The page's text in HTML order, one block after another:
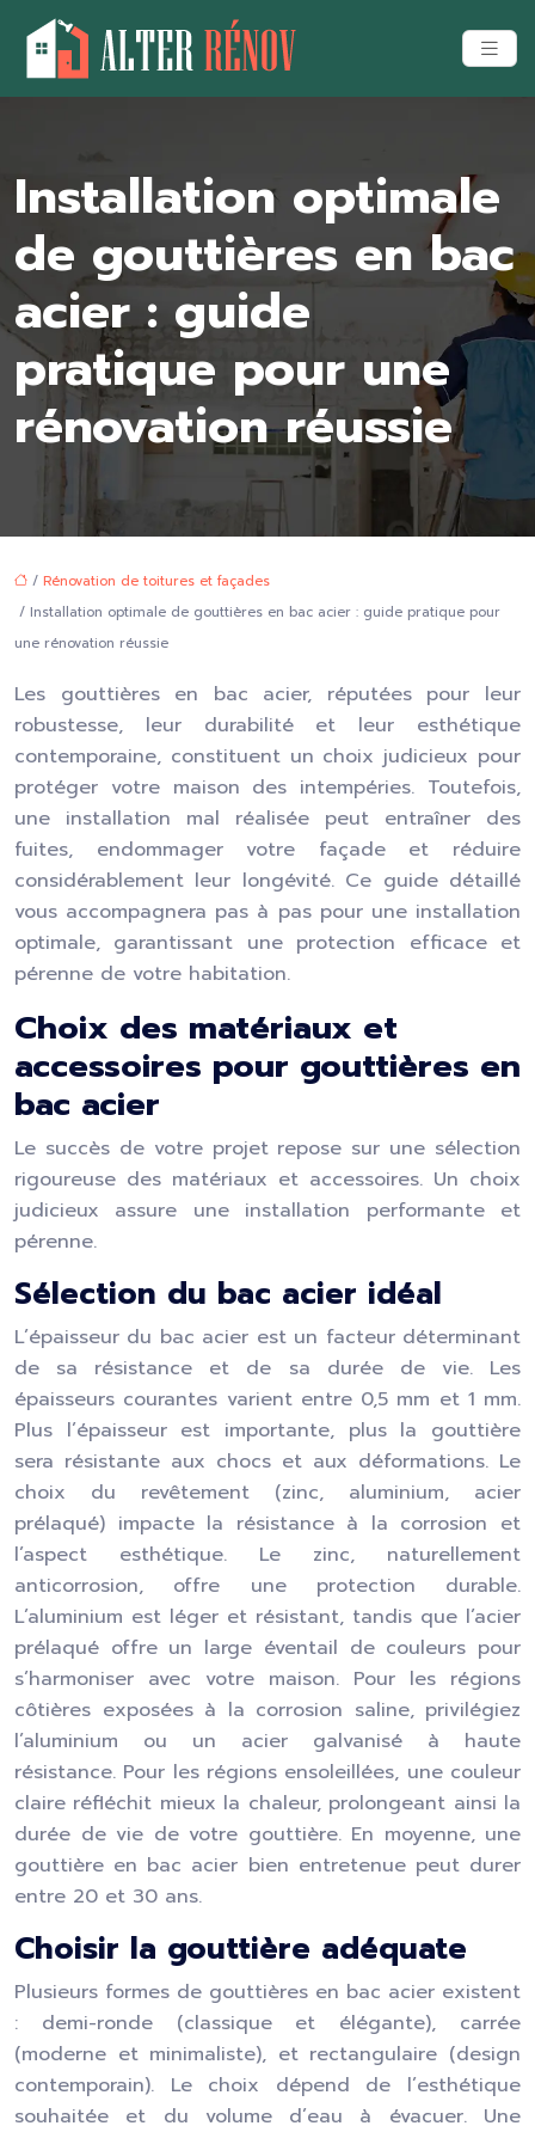
Installation optimale
de gouttières en bac
acier : guide
pratique pour une
rénovation réussie
/ Rénovation de toitures et façades
/ Installation optimale de gouttières en bac acier : guide pratique pour
une rénovation réussie
Les gouttières en bac acier, réputées pour leur
robustesse, leur durabilité et leur esthétique
contemporaine, constituent un choix judicieux pour
protéger votre maison des intempéries. Toutefois,
une installation mal réalisée peut entraîner des
fuites, endommager votre façade et réduire
considérablement leur longévité. Ce guide détaillé
vous accompagnera pas à pas pour une installation
optimale, garantissant une protection efficace et
pérenne de votre habitation.
Choix des matériaux et
accessoires pour gouttières en
bac acier
Le succès de votre projet repose sur une sélection
rigoureuse des matériaux et accessoires. Un choix
judicieux assure une installation performante et
pérenne.
Sélection du bac acier idéal
L’épaisseur du bac acier est un facteur déterminant
de sa résistance et de sa durée de vie. Les
épaisseurs courantes varient entre 0,5 mm et 1 mm.
Plus l’épaisseur est importante, plus la gouttière
sera résistante aux chocs et aux déformations. Le
choix du revêtement (zinc, aluminium, acier
prélaqué) impacte la résistance à la corrosion et
l’aspect esthétique. Le zinc, naturellement
anticorrosion, offre une protection durable.
L’aluminium est léger et résistant, tandis que l’acier
prélaqué offre un large éventail de couleurs pour
s’harmoniser avec votre maison. Pour les régions
côtières exposées à la corrosion saline, privilégiez
l’aluminium ou un acier galvanisé à haute
résistance. Pour les régions ensoleillées, une couleur
claire réfléchit mieux la chaleur, prolongeant ainsi la
durée de vie de votre gouttière. En moyenne, une
gouttière en bac acier bien entretenue peut durer
entre 20 et 30 ans.
Choisir la gouttière adéquate
Plusieurs formes de gouttières en bac acier existent
: demi-ronde (classique et élégante), carrée
(moderne et minimaliste), et rectangulaire (design
contemporain). Le choix dépend de l’esthétique
souhaitée et du volume d’eau à évacuer. Une